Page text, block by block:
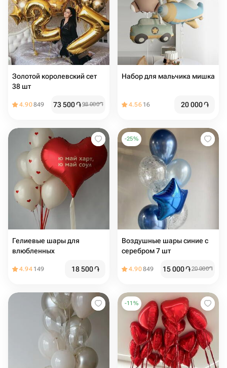
Золотой королевский сет
38 шт
4.90849 73 500֏98 000֏
Набор для мальчика мишка
4.56 16 20 000֏
Гелиевые шары для
влюбленных
4.94 149 18 500֏
-25%
Воздушные шары синие с
серебром 7 шт
4.90849 15 000֏20 000֏
-11 %